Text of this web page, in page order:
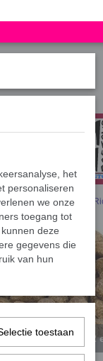
premium Salmon &
leverbaar tussen 2
het
personaliseren
we onze
toegang tot
deze
gegevens die
van hun
toestaan